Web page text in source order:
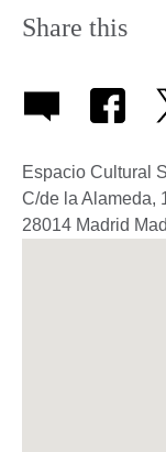
Share this
Espacio Cultural
C/de la Alameda,
28014 Madrid